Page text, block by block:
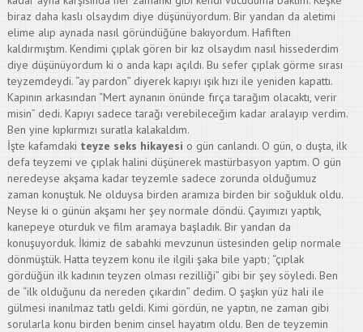
biraz daha kaslı olsaydım diye düşünüyordum. Bir yandan da aletimi
elime alıp aynada nasıl göründüğüne bakıyordum. Hafiften
kaldırmıştım. Kendimi çıplak gören bir kız olsaydım nasıl hissederdim
diye düşünüyordum ki o anda kapı açıldı. Bu sefer çıplak görme sırası
teyzemdeydi. “ay pardon” diyerek kapıyı ışık hızı ile yeniden kapattı.
Kapının arkasından “Mert aynanın önünde fırça tarağım olacaktı, verir
misin” dedi. Kapıyı sadece tarağı verebileceğim kadar aralayıp verdim.
Ben yine kıpkırmızı suratla kalakaldım.
İşte kafamdaki teyze seks hikayesi o gün canlandı. O gün, o duşta, ilk
defa teyzemi ve çıplak halini düşünerek mastürbasyon yaptım. O gün
neredeyse akşama kadar teyzemle sadece zorunda olduğumuz
zaman konuştuk. Ne olduysa birden aramıza birden bir soğukluk oldu.
Neyse ki o günün akşamı her şey normale döndü. Çayımızı yaptık,
kanepeye oturduk ve film aramaya başladık. Bir yandan da
konuşuyorduk. İkimiz de sabahki mevzunun üstesinden gelip normale
dönmüştük. Hatta teyzem konu ile ilgili şaka bile yaptı; “çıplak
gördüğün ilk kadının teyzen olması rezilliği” gibi bir şey söyledi. Ben
de “ilk olduğunu da nereden çıkardın” dedim. O şaşkın yüz hali ile
gülmesi inanılmaz tatlı geldi. Kimi gördün, ne yaptın, ne zaman gibi
sorularla konu birden benim cinsel hayatım oldu. Ben de teyzemin